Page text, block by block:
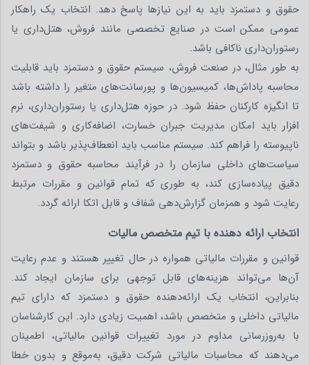
حقوق و دستمزد باید به این نیازها پاسخ دهد. انتخاب یک راهکار
عمومی ممکن است در صنایع تخصصی مانند فروش، هتل‌داری یا
رستوران‌داری ناکافی باشد.
به طور مثال، در صنعت فروش، سیستم حقوق و دستمزد باید قابلیت
محاسبه پاداش‌ها، کمیسیون‌ها و پورسانت‌های متغیر را داشته باشد
تا انگیزه کارکنان حفظ شود. در حوزه هتل‌داری یا رستوران‌داری، نرم‌
افزار باید امکان مدیریت جبران خسارت، اضافه‌کاری و شیفت‌های
ناپیوسته را فراهم کند. سیستم مناسب باید انعطاف‌پذیر باشد و بتواند
سیاست‌های داخلی سازمان را در فرآیند محاسبه حقوق و دستمزد
دقیق پیاده‌سازی کند، به طوری که تمام قوانین و مقررات مرتبط
رعایت شود و همزمان گزارش‌دهی شفاف و قابل اتکا ارائه گردد.
انتخاب ارائه دهنده با تیم متخصص مالیات
قوانین و مقررات مالیاتی همواره در حال تغییر هستند و عدم رعایت
آن‌ها می‌تواند هزینه‌های قابل توجهی برای سازمان ایجاد کند.
بنابراین، انتخاب یک ارائه‌دهنده حقوق و دستمزد که دارای تیم
مالیاتی داخلی و متخصص باشد، اهمیت زیادی دارد. این کارشناسان
با به‌روزرسانی مداوم در مورد تغییرات قوانین مالیاتی، اطمینان
می‌دهند که محاسبات مالیاتی شرکت دقیق، به‌موقع و بدون خطا